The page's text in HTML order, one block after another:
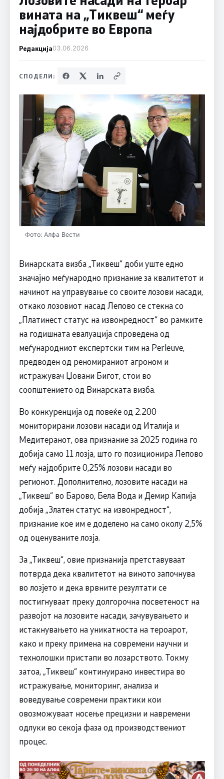
вината на „Тиквеш“ меѓу
најдобрите во Европа
Редакција03.06.2026
СПОДЕЛИ:
Фото: Алфа Вести
Винарската визба „Тиквеш“ доби уште едно
значајно меѓународно признание за квалитетот и
начинот на управување со своите лозови насади,
откако лозовиот насад Лепово се стекна со
„Платинест статус на извонредност“ во рамките
на годишната евалуација спроведена од
меѓународниот експертски тим на Perleuve,
предводен од реномираниот агроном и
истражувач Џовани Бигот, стои во
соопштението од Винарската визба.
Во конкуренција од повеќе од 2.200
мониторирани лозови насади од Италија и
Медитеранот, ова признание за 2025 година го
добија само 11 лозја, што го позиционира Лепово
меѓу најдобрите 0,25% лозови насади во
регионот. Дополнително, лозовите насади на
„Тиквеш“ во Барово, Бела Вода и Демир Капија
добија „Златен статус на извонредност“,
признание кое им е доделено на само околу 2,5%
од оценуваните лозја.
За „Тиквеш“, овие признанија претставуваат
потврда дека квалитетот на виното започнува
во лозјето и дека врвните резултати се
постигнуваат преку долгорочна посветеност на
развојот на лозовите насади, зачувувањето и
истакнувањето на уникатноста на тероарот,
како и преку примена на современи научни и
технолошки пристапи во лозарството. Токму
затоа, „Тиквеш“ континуирано инвестира во
истражување, мониторинг, анализа и
воведување современи практики кои
овозможуваат носење прецизни и навремени
одлуки во секоја фаза од производствениот
процес.